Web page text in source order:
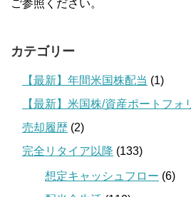
ご参照ください。
カテゴリー
【最新】年間米国株配当 (1)
【最新】米国株/資産ポートフォ
売却履歴 (2)
完全リタイア以降 (133)
想定キャッシュフロー (6)